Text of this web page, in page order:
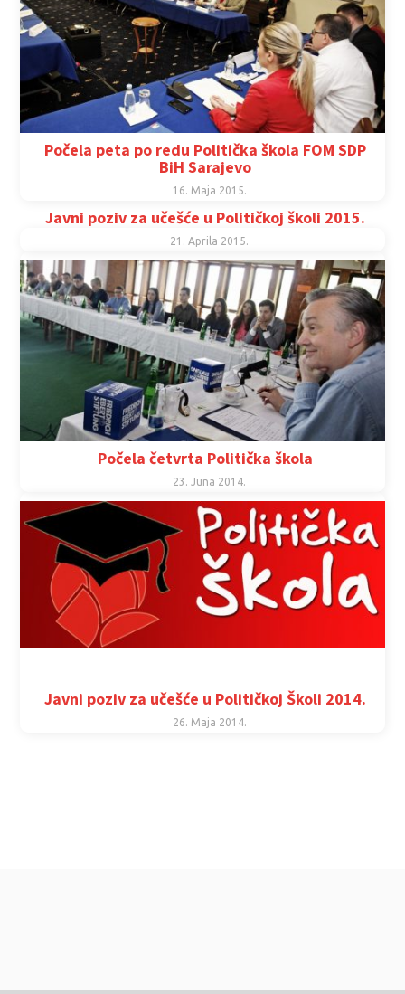
Počela peta po redu Politička škola FOM SDP
BiH Sarajevo
16. Maja 2015.
Javni poziv za učešće u Političkoj školi 2015.
21. Aprila 2015.
Počela četvrta Politička škola
23. Juna 2014.
Javni poziv za učešće u Političkoj Školi 2014.
26. Maja 2014.